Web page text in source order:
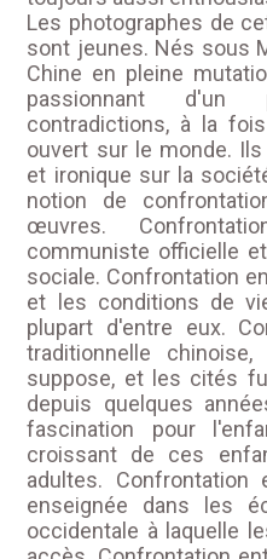
Les photographes de
sont jeunes. Nés sous
Chine en pleine
passionnant d'un
contradictions, à la
ouvert sur le monde.
et ironique sur la
notion de
œuvres.
communiste officielle
sociale. Confrontation
et les conditions de
plupart d'entre eux.
traditionnelle
suppose, et les cités
depuis quelques
fascination pour
croissant de ces
adultes.
enseignée dans les
occidentale à laquelle